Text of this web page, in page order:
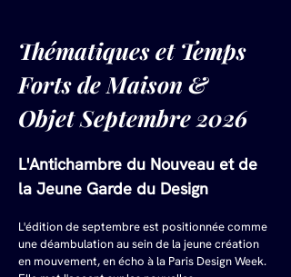
Thématiques et Temps
Forts de Maison &
Objet Septembre 2026
L'Antichambre du Nouveau et de
la Jeune Garde du Design
L'édition de septembre est positionnée comme
une déambulation au sein de la jeune création
en mouvement, en écho à la Paris Design Week.